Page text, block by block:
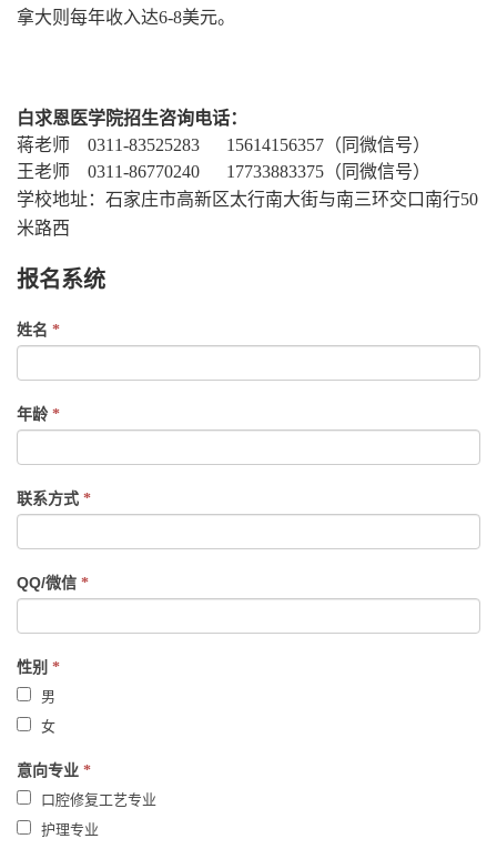
拿大则每年收入达6-8美元。
白求恩医学院招生咨询电话：
蒋老师 0311-83525283 15614156357（同微信号）
王老师 0311-86770240 17733883375（同微信号）
学校地址：石家庄市高新区太行南大街与南三环交口南行50
米路西
报名系统
If
are
human,
leave
this
field
blank.
姓名 *
年龄 *
联系方式 *
QQ/微信 *
性别 *
男
女
意向专业 *
口腔修复工艺专业
护理专业